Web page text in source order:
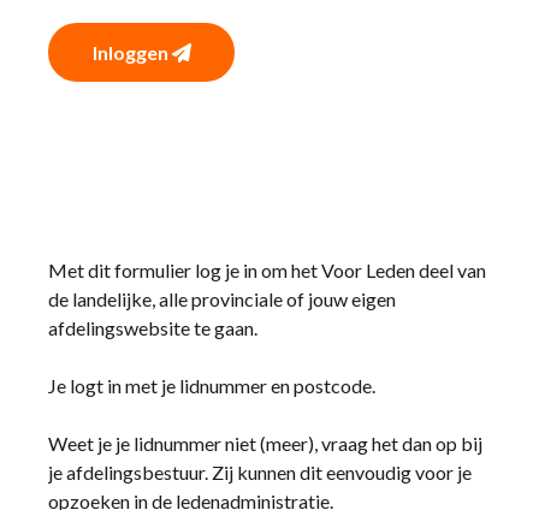
Inloggen
Met dit formulier log je in om het Voor Leden deel van
de landelijke, alle provinciale of jouw eigen
afdelingswebsite te gaan.
Je logt in met je lidnummer en postcode.
Weet je je lidnummer niet (meer), vraag het dan op bij
je afdelingsbestuur. Zij kunnen dit eenvoudig voor je
opzoeken in de ledenadministratie.